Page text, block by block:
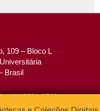
109 – Bloco L
Brasil
3091-1541
1567